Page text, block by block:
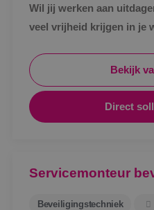
Wil jij werken aan
veel vrijheid krijgen in je
Bekijk
Direct
Servicemonteur
Beveiligingstechniek